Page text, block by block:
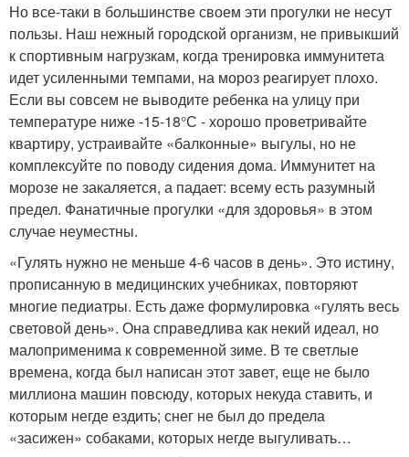
Но все-таки в большинстве своем эти прогулки не несут
пользы. Наш нежный городской организм, не привыкший
к спортивным нагрузкам, когда тренировка иммунитета
идет усиленными темпами, на мороз реагирует плохо.
Если вы совсем не выводите ребенка на улицу при
температуре ниже -15-18°С - хорошо проветривайте
квартиру, устраивайте «балконные» выгулы, но не
комплексуйте по поводу сидения дома. Иммунитет на
морозе не закаляется, а падает: всему есть разумный
предел. Фанатичные прогулки «для здоровья» в этом
случае неуместны.
«Гулять нужно не меньше 4-6 часов в день». Это истину,
прописанную в медицинских учебниках, повторяют
многие педиатры. Есть даже формулировка «гулять весь
световой день». Она справедлива как некий идеал, но
малоприменима к современной зиме. В те светлые
времена, когда был написан этот завет, еще не было
миллиона машин повсюду, которых некуда ставить, и
которым негде ездить; снег не был до предела
«засижен» собаками, которых негде выгуливать…